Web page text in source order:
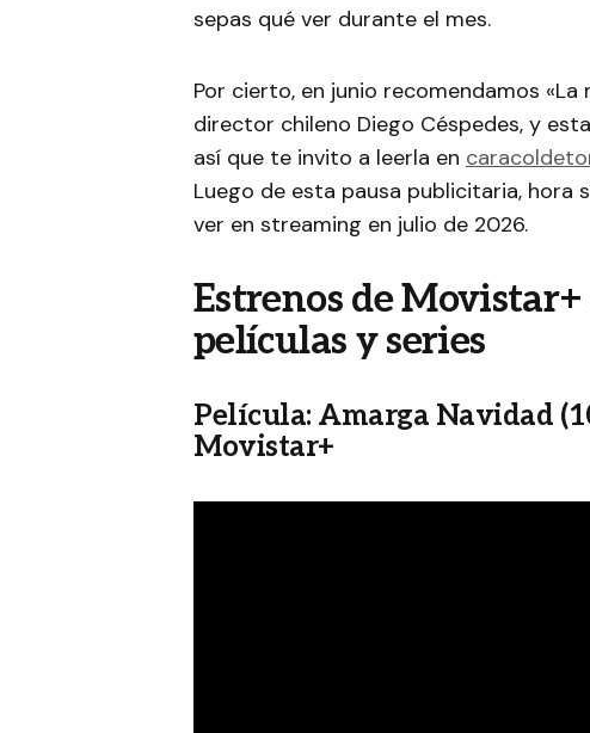
sepas qué ver durante el mes.
Por cierto, en junio recomendamos
director chileno Diego Céspedes, y
así que te invito a leerla en
Luego de esta pausa publicitaria, hora
ver en streaming en julio de 2026.
Estrenos de
películas y series
Película: Amarga Navidad
Movistar+